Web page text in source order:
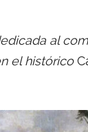
al
el histórico